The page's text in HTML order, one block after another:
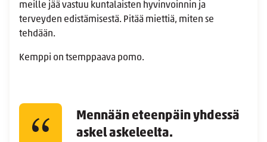
meille jää vastuu kuntalaisten hyvinvoinnin ja
terveyden edistämisestä. Pitää miettiä, miten se
tehdään.
Kemppi on tsemppaava pomo.
Mennään eteenpäin yhdessä
askel askeleelta.